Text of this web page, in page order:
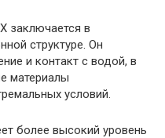
заключается в
структуре. Он
и контакт с водой, в
материалы
условий.
более высокий уровень